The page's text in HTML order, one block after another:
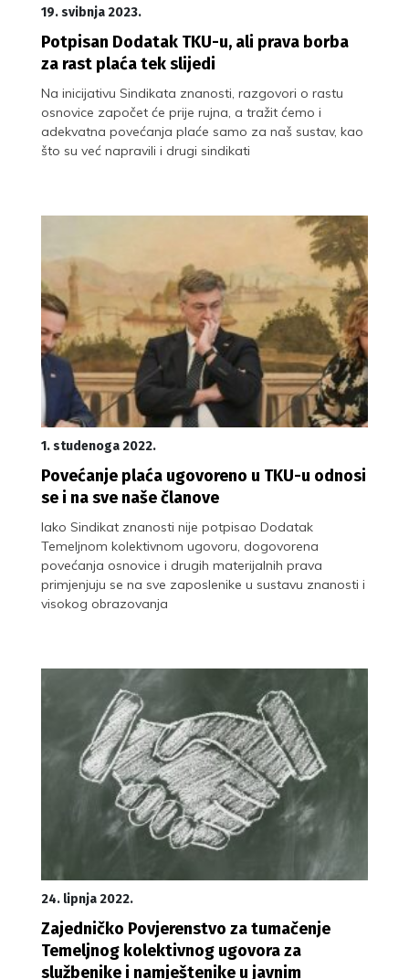
19. svibnja 2023.
Potpisan Dodatak TKU-u, ali prava borba
za rast plaća tek slijedi
Na inicijativu Sindikata znanosti, razgovori o rastu
osnovice započet će prije rujna, a tražit ćemo i
adekvatna povećanja plaće samo za naš sustav, kao
što su već napravili i drugi sindikati
1. studenoga 2022.
Povećanje plaća ugovoreno u TKU-u odnosi
se i na sve naše članove
Iako Sindikat znanosti nije potpisao Dodatak
Temeljnom kolektivnom ugovoru, dogovorena
povećanja osnovice i drugih materijalnih prava
primjenjuju se na sve zaposlenike u sustavu znanosti i
visokog obrazovanja
24. lipnja 2022.
Zajedničko Povjerenstvo za tumačenje
Temeljnog kolektivnog ugovora za
službenike i namještenike u javnim